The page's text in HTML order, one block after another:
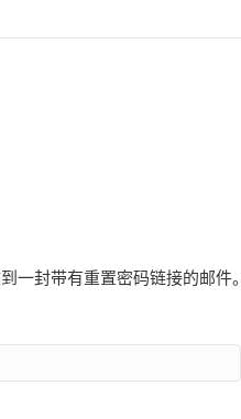
一封带有重置密码链接的邮件。